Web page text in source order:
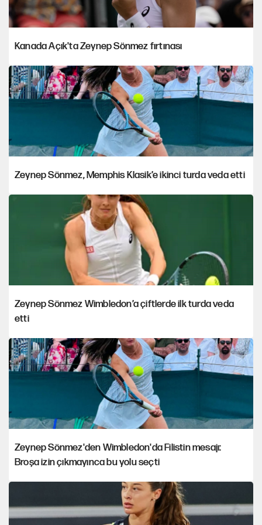
Kanada Açık'ta Zeynep Sönmez fırtınası
Zeynep Sönmez, Memphis Klasik’e ikinci turda veda etti
Zeynep Sönmez Wimbledon’a çiftlerde ilk turda veda
etti
Zeynep Sönmez'den Wimbledon'da Filistin mesajı:
Broşa izin çıkmayınca bu yolu seçti